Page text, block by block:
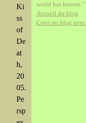
Ki
ss
of
De
at
h,
20
05.
Pe
rsp
world has known."
Accueil du blog
Créer un blog